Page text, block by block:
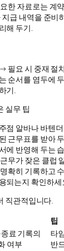
한 자료로는 계
지급 내역을 준비
해 두기.
필요 시 중재 절
순서를 염두에
기.
실무 팁
점 알바나 바텐
근무표를 받아
에 반영해 두는
무가 잦은 클럽
확히 기록하고
되는지 확인하세
직관적입니다.
팁
료 기록의
여부
타
반